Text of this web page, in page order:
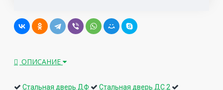
ОПИСАНИЕ
Стальная дверь ДФ
Стальная дверь ДС 2